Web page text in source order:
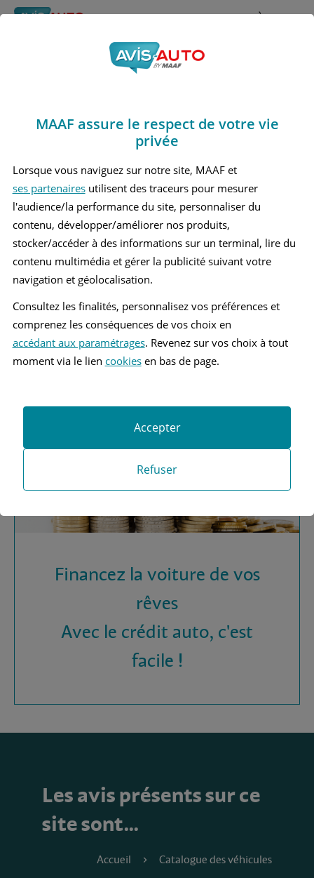
Rechercher À propos
Obtenir un devis d'assurance auto MAAF
Avis Volvo V90
VOLVO V90 2 BREAK
Vous recherchez une
assurance automobile ?
Obtenez vos devis MAAF
Financez la voiture de vos
rêves
Avec le crédit auto, c'est
facile !
Les avis présents sur ce
site sont…
Accueil Catalogue des véhicules
MAAF assure le respect de votre vie
privée
Lorsque vous naviguez sur notre site, MAAF et
ses partenairesutilisent des traceurs pour mesurer
l'audience/la performance du site, personnaliser du
contenu, développer/améliorer nos produits,
stocker/accéder à des informations sur un terminal, lire du
contenu multimédia et gérer la publicité suivant votre
navigation et géolocalisation.
Consultez les finalités, personnalisez vos préférences et
comprenez les conséquences de vos choix en
accédant aux paramétrages. Revenez sur vos choix à tout
moment via le lien cookiesen bas de page.
Refuser
Accepter